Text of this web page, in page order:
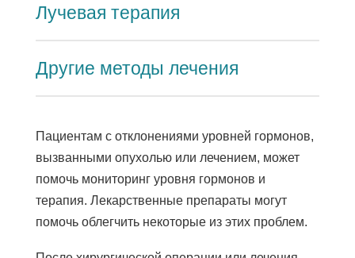
Лучевая терапия
Другие методы лечения
Пациентам с отклонениями уровней гормонов,
вызванными опухолью или лечением, может
помочь мониторинг уровня гормонов и
терапия. Лекарственные препараты могут
помочь облегчить некоторые из этих проблем.